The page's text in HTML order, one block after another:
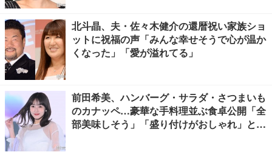
北斗晶、夫・佐々木健介の還暦祝い家族ショ
ットに祝福の声「みんな幸せそうで心が温か
くなった」「愛が溢れてる」
前田希美、ハンバーグ・サラダ・さつまいも
のカナッペ…豪華な手料理並ぶ食卓公開「全
部美味しそう」「盛り付けがおしゃれ」と絶